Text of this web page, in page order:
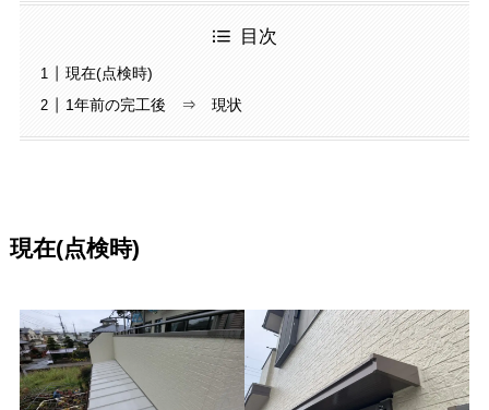
目次
現在(点検時)
1年前の完工後 ⇒ 現状
現在(点検時)